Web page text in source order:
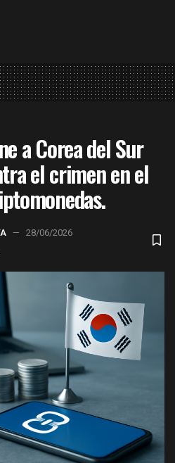
a Corea del Sur
el crimen en el
28/06/2026